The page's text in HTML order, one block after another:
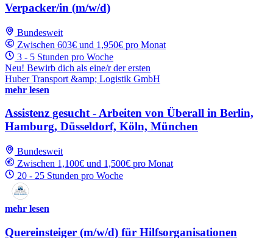
Verpacker/in (m/w/d)
Bundesweit
Zwischen 603€ und 1,950€ pro Monat
3 - 5 Stunden pro Woche
Neu! Bewirb dich als eine/r der ersten
Huber Transport &amp; Logistik GmbH
mehr lesen
Assistenz gesucht - Arbeiten von Überall in Berlin,
Hamburg, Düsseldorf, Köln, München
Bundesweit
Zwischen 1,100€ und 1,500€ pro Monat
20 - 25 Stunden pro Woche
mehr lesen
Quereinsteiger (m/w/d) für Hilfsorganisationen